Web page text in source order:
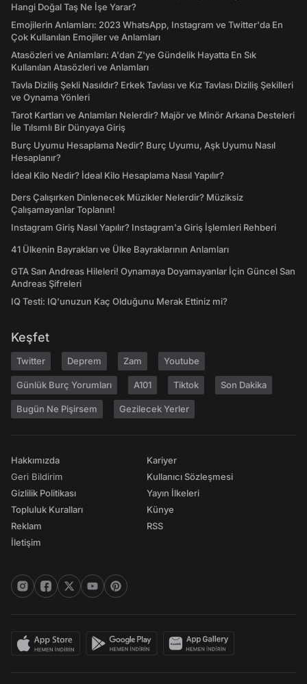
Hangi Doğal Taş Ne İşe Yarar?
Emojilerin Anlamları: 2023 WhatsApp, Instagram ve Twitter'da En
Çok Kullanılan Emojiler ve Anlamları
Atasözleri ve Anlamları: A'dan Z'ye Gündelik Hayatta En Sık
Kullanılan Atasözleri ve Anlamları
Tavla Diziliş Şekli Nasıldır? Erkek Tavlası ve Kız Tavlası Diziliş Şekilleri
ve Oynama Yönleri
Tarot Kartları ve Anlamları Nelerdir? Majör ve Minör Arkana Desteleri
İle Tılsımlı Bir Dünyaya Giriş
Burç Uyumu Hesaplama Nedir? Burç Uyumu, Aşk Uyumu Nasıl
Hesaplanır?
İdeal Kilo Nedir? İdeal Kilo Hesaplama Nasıl Yapılır?
Ders Çalışırken Dinlenecek Müzikler Nelerdir? Müziksiz
Çalışamayanlar Toplanın!
Instagram Giriş Nasıl Yapılır? Instagram'a Giriş İşlemleri Rehberi
41 Ülkenin Bayrakları ve Ülke Bayraklarının Anlamları
GTA San Andreas Hileleri! Oynamaya Doyamayanlar İçin Güncel San
Andreas Şifreleri
IQ Testi: IQ'unuzun Kaç Olduğunu Merak Ettiniz mi?
Keşfet
Twitter Deprem Zam Youtube
Günlük Burç Yorumları A101 Tiktok Son Dakika
Bugün Ne Pişirsem Gezilecek Yerler
Hakkımızda
Geri Bildirim
Gizlilik Politikası
Topluluk Kuralları
Reklam
İletişim
Kariyer
Kullanıcı Sözleşmesi
Yayın İlkeleri
Künye
RSS